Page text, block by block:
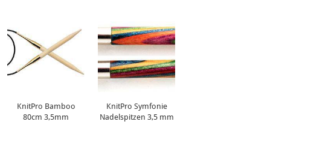
KnitPro Bamboo
80cm 3,5mm
KnitPro Symfonie
Nadelspitzen 3,5 mm